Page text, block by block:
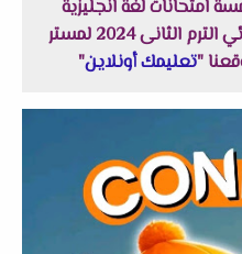
امتحانات لغة انجليزية
شاملة للصف الخامس الإبتدائي الترم الثانى 2024 لمستر
"تعليمك أونلاين"